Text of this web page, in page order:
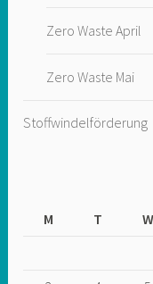
Zero Waste April
Zero Waste Mai
Stoffwindelförderung
M
T W